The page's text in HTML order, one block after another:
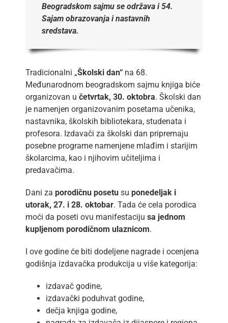
Beogradskom sajmu se održava i 54.
Sajam obrazovanja i nastavnih
sredstava.
Tradicionalni „Školski dan“na 68.
Međunarodnom beogradskom sajmu knjiga biće
organizovan u četvrtak, 30. oktobra. Školski dan
je namenjen organizovanim posetama učenika,
nastavnika, školskih bibliotekara, studenata i
profesora. Izdavači za školski dan pripremaju
posebne programe namenjene mlađim i starijim
školarcima, kao i njihovim učiteljima i
predavačima.
Dani za porodičnu posetusu ponedeljak i
utorak, 27. i 28. oktobar. Tada će cela porodica
moći da poseti ovu manifestaciju sa jednom
kupljenom porodičnom ulaznicom.
I ove godine će biti dodeljene nagrade i ocenjena
godišnja izdavačka produkcija u više kategorija:
izdavač godine,
izdavački poduhvat godine,
dečja knjiga godine,